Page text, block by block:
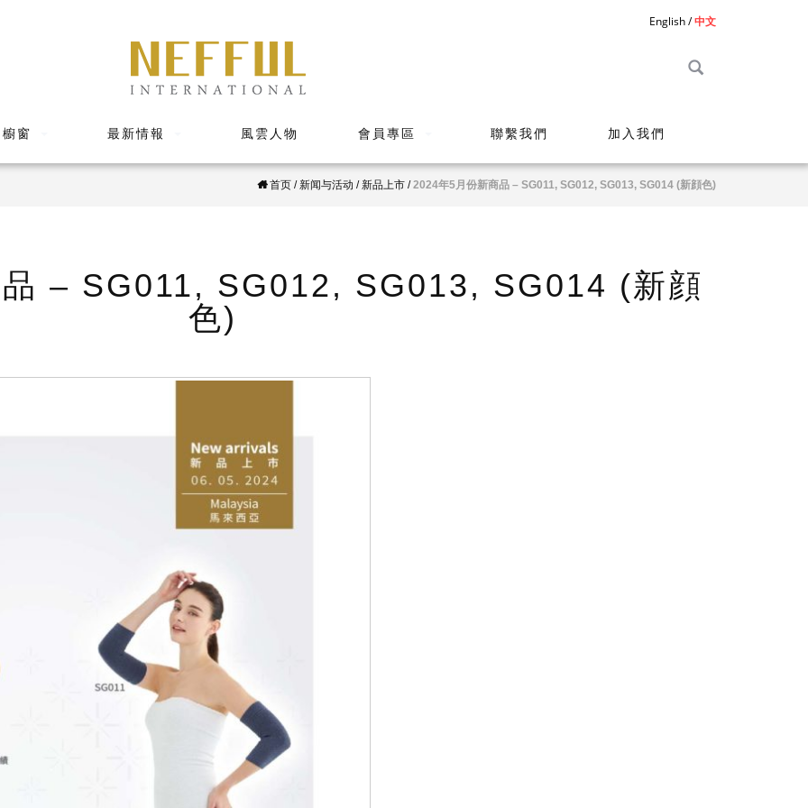
English 中文
窗 最新情報 風雲人物 會員專區 聯繫我們 加入我們
首页 /新闻与活动 /新品上市 /2024年5月份新商品 – SG011, SG012, SG013, SG014 (新顔色)
– SG011, SG012, SG013, SG014 (新顔
色)